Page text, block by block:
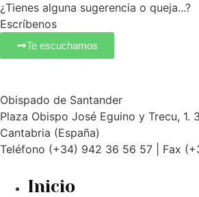
¿Tienes alguna sugerencia o queja...?
Escríbenos
Te escuchamos
Obispado de Santander
Plaza Obispo José Eguino y Trecu, 1.
Cantabria (España)
Teléfono (+34) 942 36 56 57 | Fax
Inicio